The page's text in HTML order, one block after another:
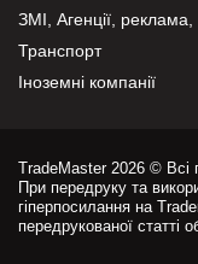
ЗМІ, Агенції, реклама,
Транспорт
Іноземні компанії
TradeMaster 2026 © Всі
При передруку та
гіперпосилання на
передрукованої статті